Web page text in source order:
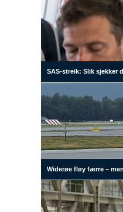
SAS-streik: Slik sjekker
Widerøe fløy færre –